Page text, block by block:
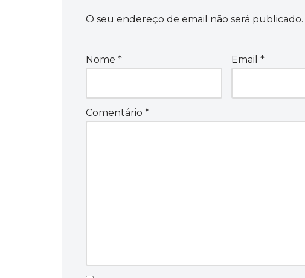
O seu endereço de email não será publicado.
Nome * Email*
Comentário *